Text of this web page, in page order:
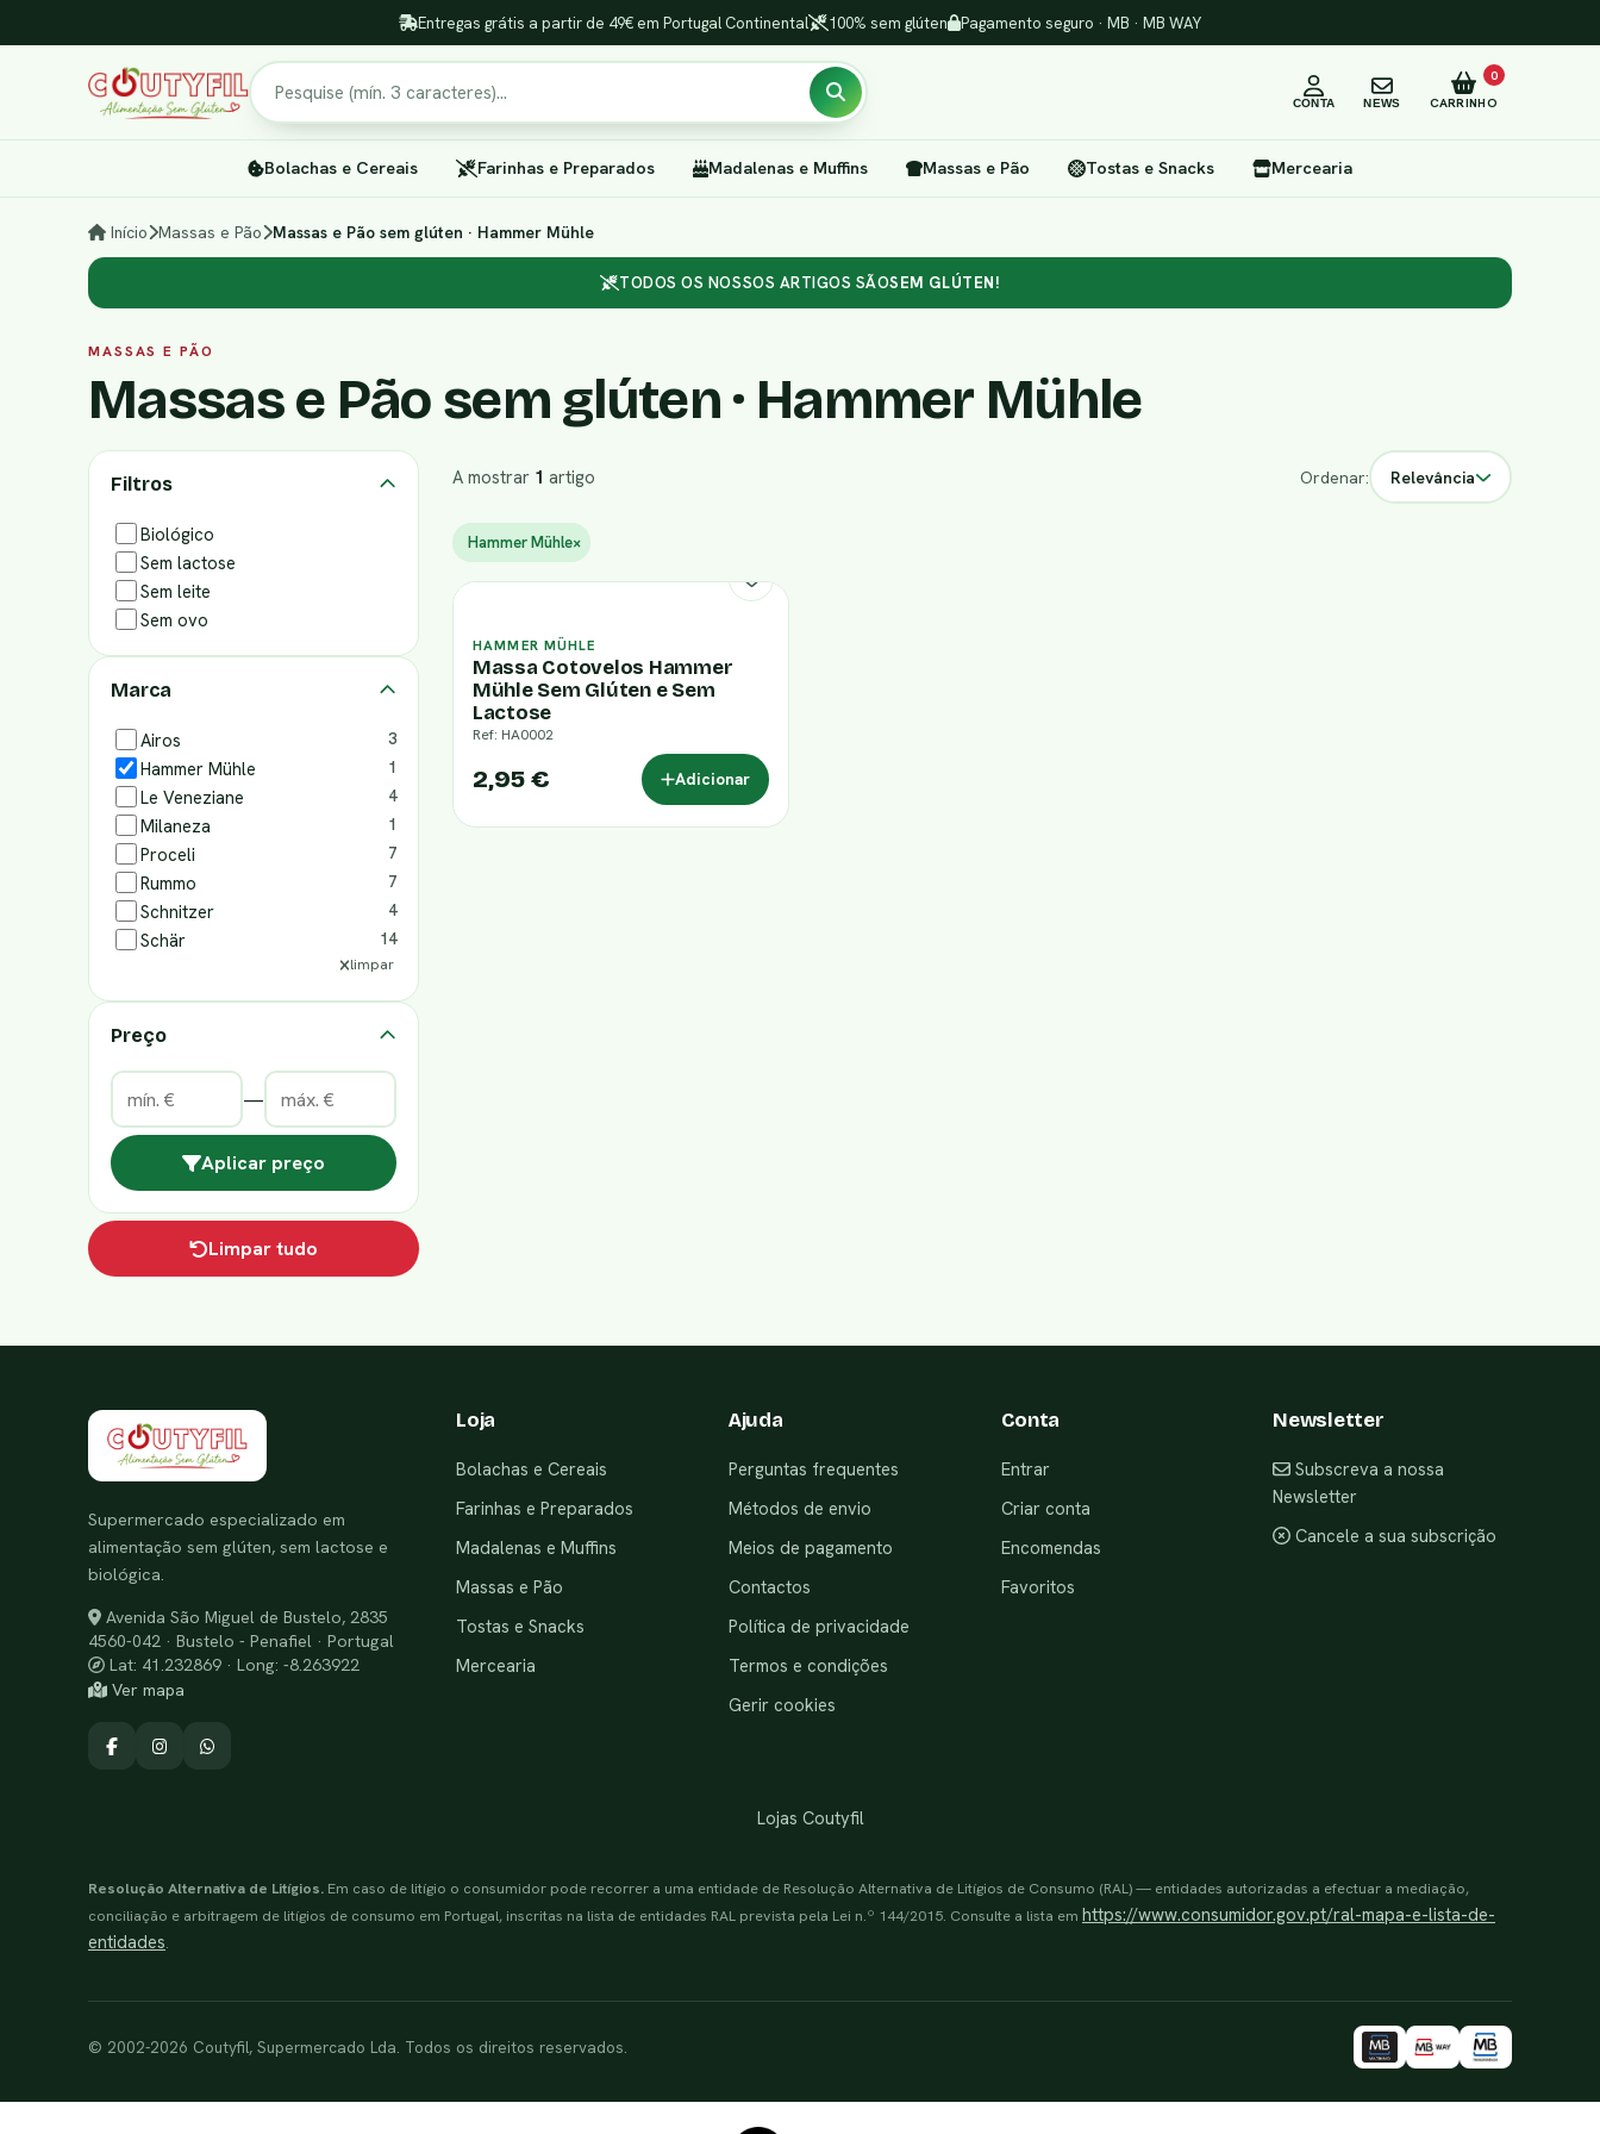
Entregas grátis a partir de 49€ em Portugal Continental 100% sem glúten Pagamento seguro · MB · MB WAY
Pesquisar
CONTA NEWS CARRINHO
0
Bolachas e Cereais Farinhas e Preparados Madalenas e Muffins Massas e Pão Tostas e Snacks Mercearia
Início Massas e Pão Massas e Pão sem glúten · Hammer Mühle
TODOS OS NOSSOS ARTIGOS SÃOSEM GLÚTEN!
MASSAS E PÃO
Massas e Pão sem glúten · Hammer Mühle
Filtros
Biológico
Sem lactose
Sem leite
Sem ovo
Marca
Airos 3
Hammer Mühle 1
Le Veneziane 4
Milaneza 1
Proceli 7
Rummo 7
Schnitzer 4
Schär 14
limpar
Preço
—
Aplicar preço
Limpar tudo
A mostrar 1 artigo Ordenar: Relevância
Hammer Mühle×
HAMMER MÜHLE
Massa Cotovelos Hammer
Mühle Sem Glúten e Sem
Lactose
Ref: HA0002
2,95 € Adicionar
Supermercado especializado em
alimentação sem glúten, sem lactose e
biológica.
Avenida São Miguel de Bustelo, 2835
4560-042 · Bustelo - Penafiel · Portugal
Lat: 41.232869 · Long: -8.263922
Ver mapa
Loja
Bolachas e Cereais
Farinhas e Preparados
Madalenas e Muffins
Massas e Pão
Tostas e Snacks
Mercearia
Ajuda
Perguntas frequentes
Métodos de envio
Meios de pagamento
Contactos
Política de privacidade
Termos e condições
Gerir cookies
Conta
Entrar
Criar conta
Encomendas
Favoritos
Newsletter
Subscreva a nossa
Newsletter
Cancele a sua subscrição
Lojas Coutyfil
Resolução Alternativa de Litígios. Em caso de litígio o consumidor pode recorrer a uma entidade de Resolução Alternativa de Litígios de Consumo (RAL) — entidades autorizadas a efectuar a mediação,
conciliação e arbitragem de litígios de consumo em Portugal, inscritas na lista de entidades RAL prevista pela Lei n.º 144/2015. Consulte a lista em https://www.consumidor.gov.pt/ral-mapa-e-lista-de-
entidades.
© 2002-2026 Coutyfil, Supermercado Lda. Todos os direitos reservados.